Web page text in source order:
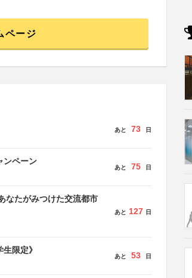
ページ
あと 73 日
ンペーン
あと 75 日
なたがみつけた交流都市
あと 127 日
限定》
あと 53 日